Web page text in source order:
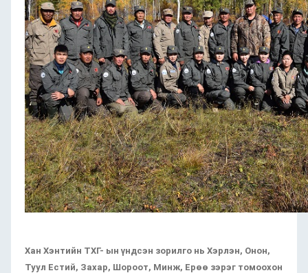
Xан Хэнтийн ТХГ- ын үндсэн зорилго нь Хэрлэн, Онон,
Туул Естий, Захар, Шороот, Минж, Ерөө зэрэг томоохон